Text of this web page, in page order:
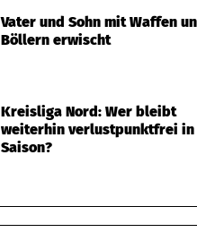
Vater und Sohn mit Waffen
Böllern erwischt
Kreisliga Nord: Wer bleibt
weiterhin verlustpunktfrei
Saison?